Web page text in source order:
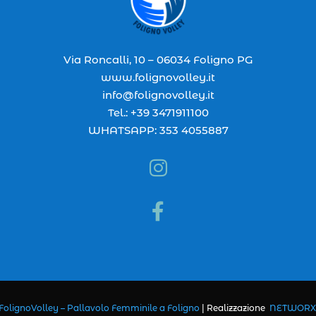
Via Roncalli, 10 – 06034 Foligno PG
www.folignovolley.it
info@folignovolley.it
Tel.: +39 3471911100
WHATSAPP: 353 4055887


FolignoVolley – Pallavolo Femminile a Foligno Realizzazione